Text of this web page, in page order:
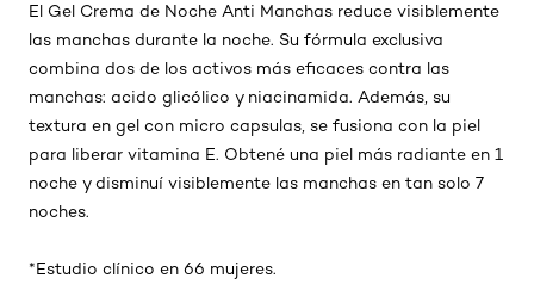
El Gel Crema de Noche Anti Manchas reduce visiblemente
las manchas durante la noche. Su fórmula exclusiva
combina dos de los activos más eficaces contra las
manchas: acido glicólico y niacinamida. Además, su
textura en gel con micro capsulas, se fusiona con la piel
para liberar vitamina E. Obtené una piel más radiante en 1
noche y disminuí visiblemente las manchas en tan solo 7
noches.
*Estudio clínico en 66 mujeres.